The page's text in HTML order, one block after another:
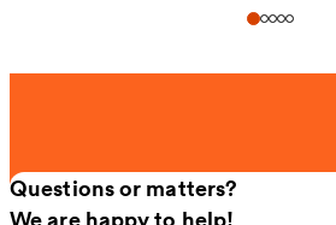
Questions or matters?
We are happy to help!